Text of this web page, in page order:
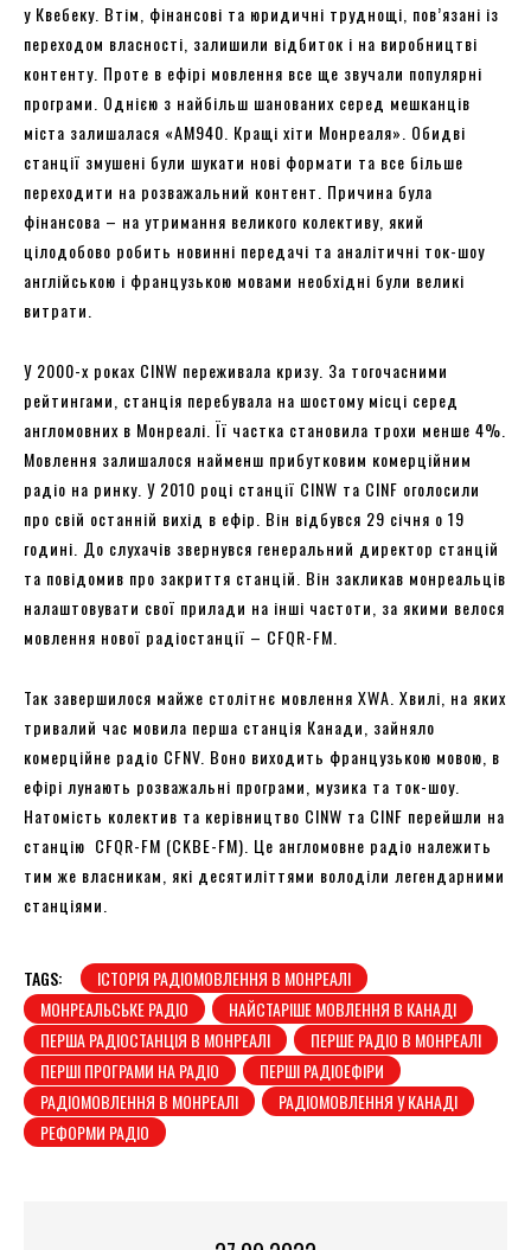
у Квебеку. Втім, фінансові та юридичні труднощі, пов’язані із
переходом власності, залишили відбиток і на виробництві
контенту. Проте в ефірі мовлення все ще звучали популярні
програми. Однією з найбільш шанованих серед мешканців
міста залишалася «АМ940. Кращі хіти Монреаля». Обидві
станції змушені були шукати нові формати та все більше
переходити на розважальний контент. Причина була
фінансова – на утримання великого колективу, який
цілодобово робить новинні передачі та аналітичні ток-шоу
англійською і французькою мовами необхідні були великі
витрати.
У 2000-х роках CINW переживала кризу. За тогочасними
рейтингами, станція перебувала на шостому місці серед
англомовних в Монреалі. Її частка становила трохи менше 4%.
Мовлення залишалося найменш прибутковим комерційним
радіо на ринку. У 2010 році станції CINW та CINF оголосили
про свій останній вихід в ефір. Він відбувся 29 січня о 19
годині. До слухачів звернувся генеральний директор станцій
та повідомив про закриття станцій. Він закликав монреальців
налаштовувати свої прилади на інші частоти, за якими велося
мовлення нової радіостанції – CFQR-FM.
Так завершилося майже столітнє мовлення XWA. Хвилі, на яких
тривалий час мовила перша станція Канади, зайняло
комерційне радіо CFNV. Воно виходить французькою мовою, в
ефірі лунають розважальні програми, музика та ток-шоу.
Натомість колектив та керівництво CINW та CINF перейшли на
станцію CFQR-FM (CKBE-FM). Це англомовне радіо належить
тим же власникам, які десятиліттями володіли легендарними
станціями.
TAGS:
ІСТОРІЯ РАДІОМОВЛЕННЯ В МОНРЕАЛІ
МОНРЕАЛЬСЬКЕ РАДІО
НАЙСТАРІШЕ МОВЛЕННЯ В КАНАДІ
ПЕРША РАДІОСТАНЦІЯ В МОНРЕАЛІ
ПЕРШЕ РАДІО В МОНРЕАЛІ
ПЕРШІ ПРОГРАМИ НА РАДІО
ПЕРШІ РАДІОЕФІРИ
РАДІОМОВЛЕННЯ В МОНРЕАЛІ
РАДІОМОВЛЕННЯ У КАНАДІ
РЕФОРМИ РАДІО